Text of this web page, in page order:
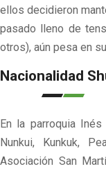
ellos decidieron
pasado lleno de
otros), aún pesa en
Nacionalidad
En la parroquia
Nunkui, Kunkuk,
Asociación San